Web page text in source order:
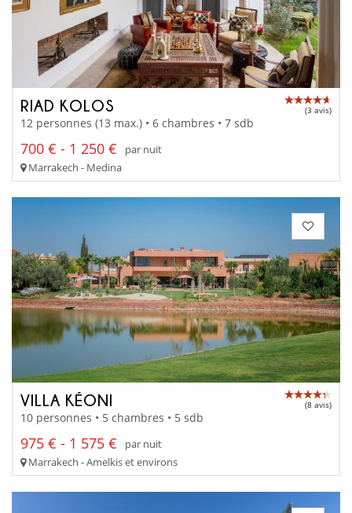
RIAD KOLOS (3 avis)
12 personnes (13 max.) • 6 chambres • 7 sdb
700 € - 1 250 €
par nuit
Marrakech - Medina
VILLA KÉONI (8 avis)
10 personnes • 5 chambres • 5 sdb
975 € - 1 575 €
par nuit
Marrakech - Amelkis et environs